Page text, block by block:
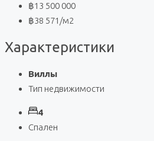
฿13 500 000
฿38 571 /м2
Характеристики
Виллы
Тип недвижимости
4
Спален